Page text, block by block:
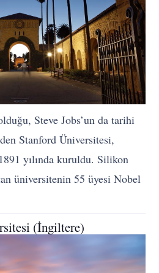
Steve Jobs’un da tarihi
Stanford Üniversitesi,
yılında kuruldu. Silikon
üniversitenin 55 üyesi Nobel
(İngiltere)